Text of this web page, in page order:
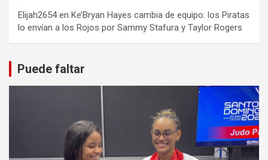
Elijah2654en Ke’Bryan Hayes cambia de equipo: los Piratas
lo envían a los Rojos por Sammy Stafura y Taylor Rogers
Puede faltar